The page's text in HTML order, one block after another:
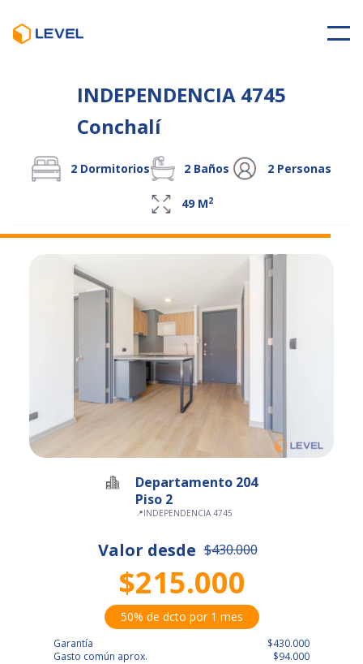
INDEPENDENCIA 4745
Conchalí
2 Dormitorios 2 Baños 2 Personas
49 M2
Departamento 204
Piso 2
📍INDEPENDENCIA 4745
Valor desde $430.000
$215.000
50% de dcto por 1 mes
Garantía
Gasto común aprox.
$430.000
$94.000